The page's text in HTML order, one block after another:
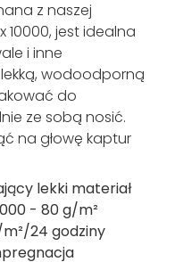
z naszej
jest idealna
i inne
wodoodporną
do
ze sobą nosić.
na głowę kaptur
lekki materiał
- 80 g/m²
24 godziny